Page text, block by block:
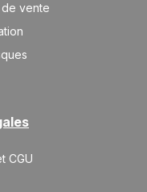
vente
CGU